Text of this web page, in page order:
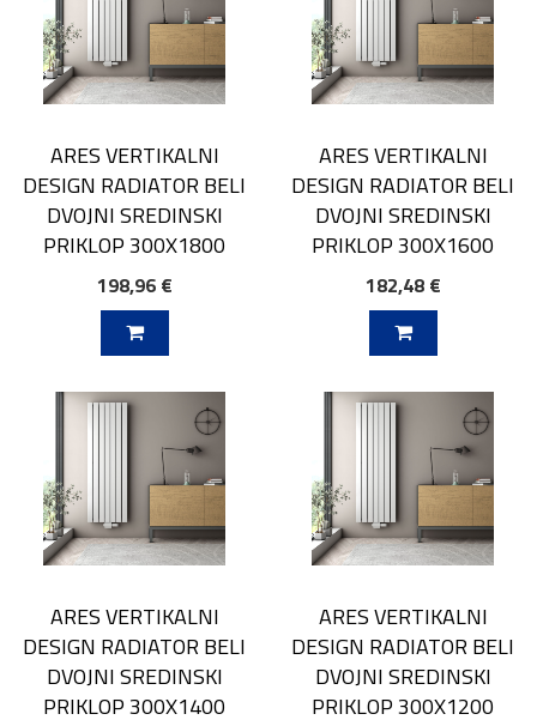
ARES VERTIKALNI
DESIGN RADIATOR BELI
DVOJNI SREDINSKI
PRIKLOP 300X1800
198,96 €
ARES VERTIKALNI
DESIGN RADIATOR BELI
DVOJNI SREDINSKI
PRIKLOP 300X1600
182,48 €
ARES VERTIKALNI
DESIGN RADIATOR BELI
DVOJNI SREDINSKI
PRIKLOP 300X1400
ARES VERTIKALNI
DESIGN RADIATOR BELI
DVOJNI SREDINSKI
PRIKLOP 300X1200